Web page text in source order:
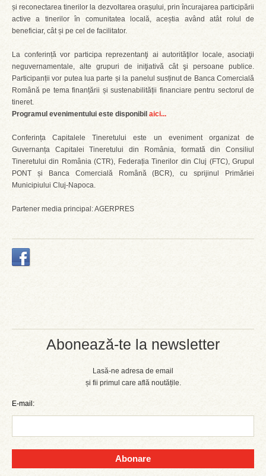
Abonează-te la newsletter
Lasă-ne adresa de email
și fii primul care află noutățile.
E-mail:
Abonare
și reconectarea tinerilor la dezvoltarea orașului, prin încurajarea participării
active a tinerilor în comunitatea locală, aceștia având atât rolul de
beneficiar, cât și pe cel de facilitator.
La conferință vor participa reprezentanţi ai autorităţilor locale, asociaţii
neguvernamentale, alte grupuri de iniţiativă cât şi persoane publice.
Participanții vor putea lua parte și la panelul susținut de Banca Comercială
Română pe tema finanțării și sustenabilității financiare pentru sectorul de
tineret.
Programul evenimentului este disponibil aici...
Conferința Capitalele Tineretului este un eveniment organizat de
Guvernanța Capitalei Tineretului din România, formată din Consiliul
Tineretului din România (CTR), Federația Tinerilor din Cluj (FTC), Grupul
PONT și Banca Comercială Română (BCR), cu sprijinul Primăriei
Municipiului Cluj-Napoca.
Partener media principal: AGERPRES